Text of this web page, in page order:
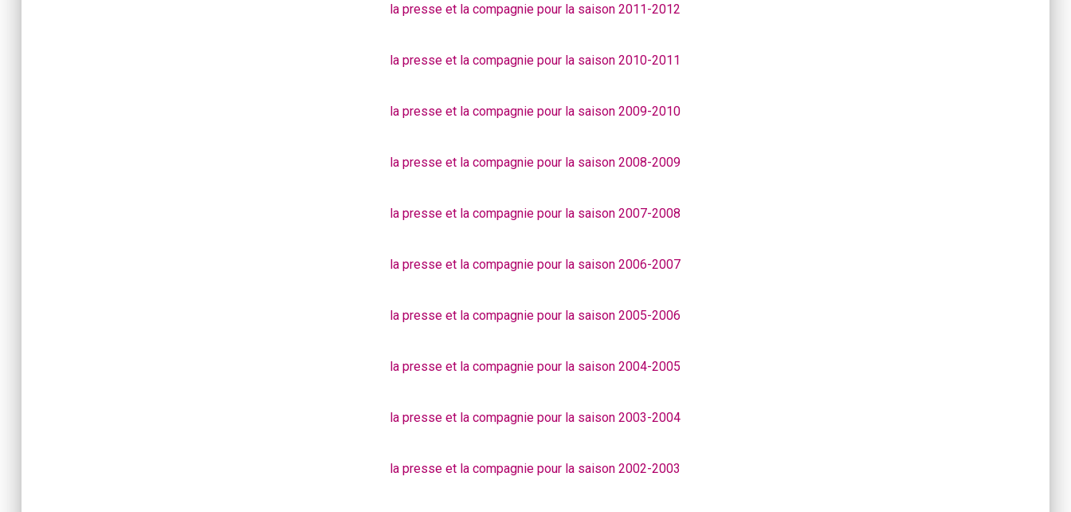
la presse et la compagnie pour la saison 2011-2012
la presse et la compagnie pour la saison 2010-2011
la presse et la compagnie pour la saison 2009-2010
la presse et la compagnie pour la saison 2008-2009
la presse et la compagnie pour la saison 2007-2008
la presse et la compagnie pour la saison 2006-2007
la presse et la compagnie pour la saison 2005-2006
la presse et la compagnie pour la saison 2004-2005
la presse et la compagnie pour la saison 2003-2004
la presse et la compagnie pour la saison 2002-2003